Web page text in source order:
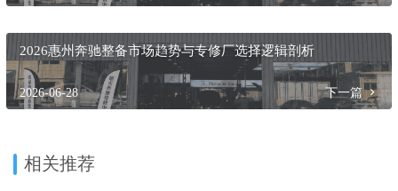
2026惠州奔驰整备市场趋势与专修厂选择逻辑剖析
2026-06-28 下一篇
相关推荐